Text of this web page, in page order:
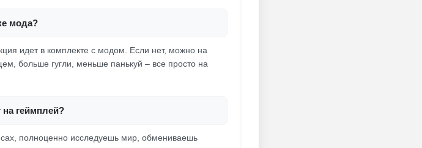
мода?
идет в комплекте с модом. Если нет, можно на
больше гугли, меньше панькуй – все просто на
на геймплей?
полноценно исследуешь мир, обмениваешь